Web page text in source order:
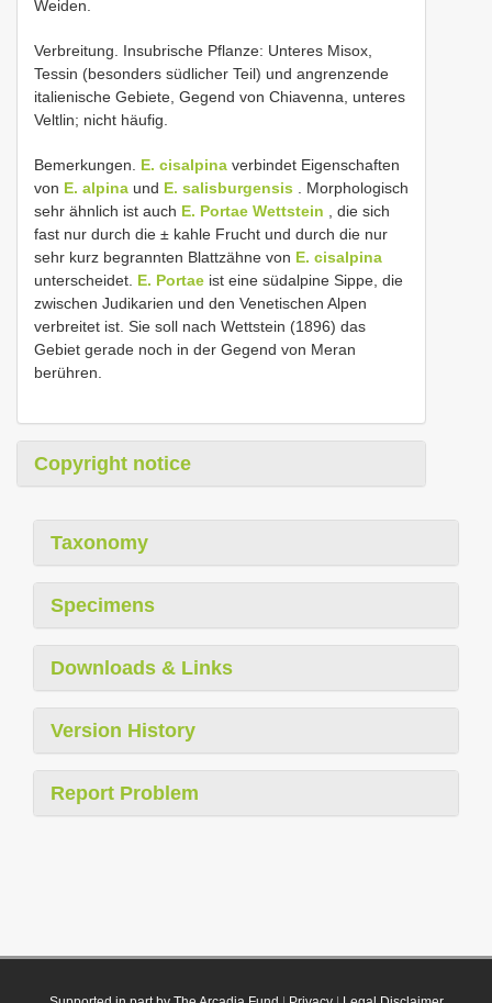
Weiden.
Verbreitung. Insubrische Pflanze: Unteres Misox,
Tessin (besonders südlicher Teil) und angrenzende
italienische Gebiete, Gegend von Chiavenna, unteres
Veltlin; nicht häufig.
Bemerkungen. E. cisalpina verbindet Eigenschaften
von E. alpina und E. salisburgensis . Morphologisch
sehr ähnlich ist auch E. Portae Wettstein , die sich
fast nur durch die ± kahle Frucht und durch die nur
sehr kurz begrannten Blattzähne von E. cisalpina
unterscheidet. E. Portae ist eine südalpine Sippe, die
zwischen Judikarien und den Venetischen Alpen
verbreitet ist. Sie soll nach Wettstein (1896) das
Gebiet gerade noch in der Gegend von Meran
berühren.
Copyright notice
Taxonomy
Specimens
Downloads & Links
Version History
Report Problem